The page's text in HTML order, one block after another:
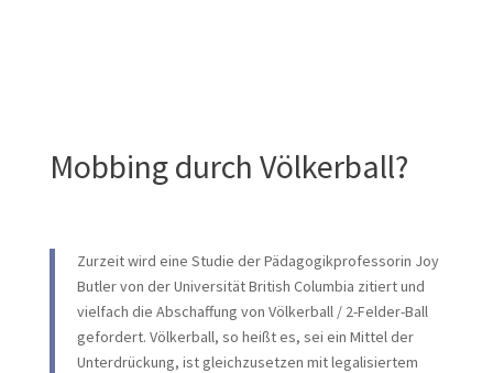
Mobbing durch Völkerball?
Zurzeit wird eine Studie der Pädagogikprofessorin Joy
Butler von der Universität British Columbia zitiert und
vielfach die Abschaffung von Völkerball / 2-Felder-Ball
gefordert. Völkerball, so heißt es, sei ein Mittel der
Unterdrückung, ist gleichzusetzen mit legalisiertem